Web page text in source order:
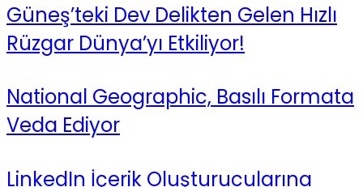
Güneş’teki Dev Delikten Gelen Hızlı
Rüzgar Dünya’yı Etkiliyor!
National Geographic, Basılı Formata
Veda Ediyor
LinkedIn İçerik Oluşturucularına